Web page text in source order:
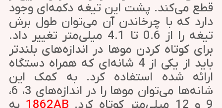
قطع می‌کند. پشت این تیغه دکمه‌ای وجود
دارد که با چرخاندن آن می‌توان طول برش
تیغه را از 0.6 تا 4.1 میلی‌متر تغییر داد.
برای کوتاه کردن موها در اندازه‌های بلندتر
باید از یکی از 4 شانه‌ای که همراه دستگاه
ارائه شده استفاده کرد. به کمک این
شانه‌ها می‌توان موها را در اندازه‌های 3، 6،